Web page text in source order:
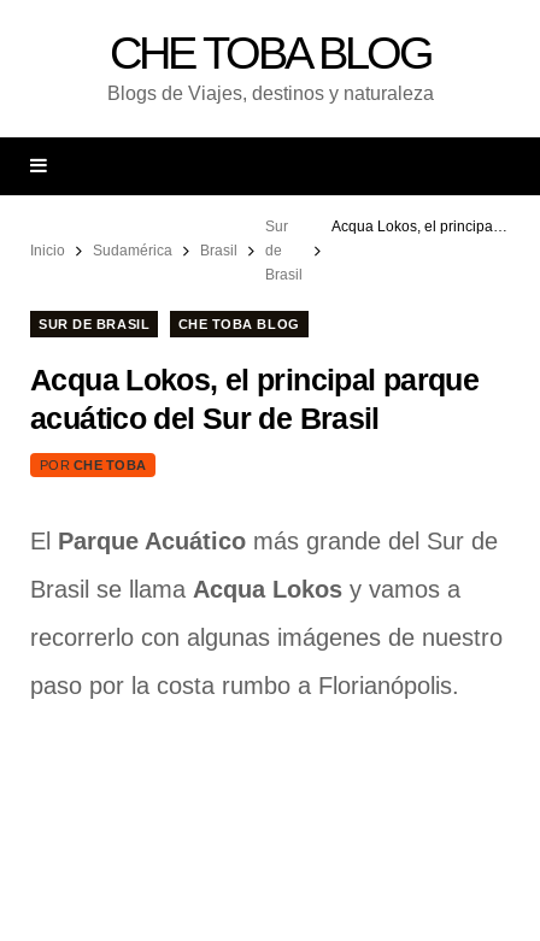
CHE TOBA BLOG
Blogs de Viajes, destinos y naturaleza
Inicio Sudamérica Brasil
Sur
de
Brasil
Acqua Lokos, el principal parque acuático del Sur de Brasil
SUR DE BRASIL CHE TOBA BLOG
Acqua Lokos, el principal parque
acuático del Sur de Brasil
POR CHE TOBA
El Parque Acuático más grande del Sur de
Brasil se llama Acqua Lokos y vamos a
recorrerlo con algunas imágenes de nuestro
paso por la costa rumbo a Florianópolis.